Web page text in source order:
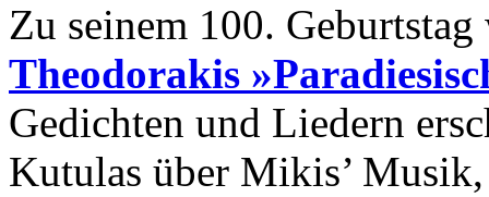
Zu seinem 100.
Theodorakis
Gedichten und Liedern
Kutulas über Mikis’